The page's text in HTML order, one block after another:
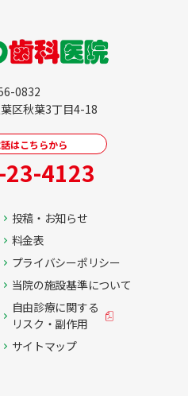
0832
区秋葉3丁目4-18
はこちらから
4123
投稿・お知らせ
料金表
プライバシーポリシー
当院の施設基準について
自由診療に関する
リスク・副作用
サイトマップ